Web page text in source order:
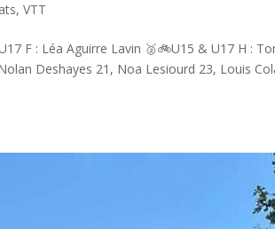
,VTT
F : Léa Aguirre Lavin 🥈🚲U15 & U17 H :
Deshayes 21, Noa Lesiourd 23, Louis